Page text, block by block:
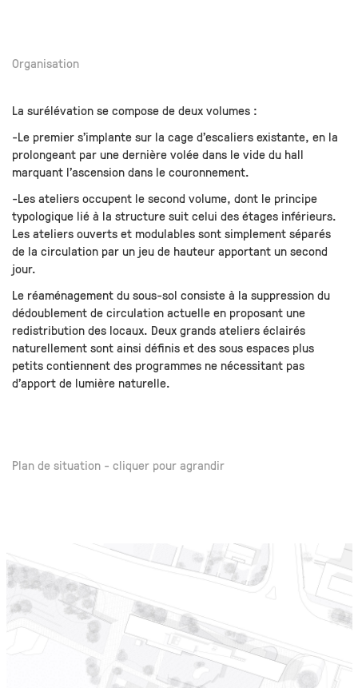
Organisation
La surélévation se compose de deux volumes :
-Le premier s’implante sur la cage d’escaliers existante, en la
prolongeant par une dernière volée dans le vide du hall
marquant l’ascension dans le couronnement.
-Les ateliers occupent le second volume, dont le principe
typologique lié à la structure suit celui des étages inférieurs.
Les ateliers ouverts et modulables sont simplement séparés
de la circulation par un jeu de hauteur apportant un second
jour.
Le réaménagement du sous-sol consiste à la suppression du
dédoublement de circulation actuelle en proposant une
redistribution des locaux. Deux grands ateliers éclairés
naturellement sont ainsi définis et des sous espaces plus
petits contiennent des programmes ne nécessitant pas
d’apport de lumière naturelle.
Plan de situation - cliquer pour agrandir